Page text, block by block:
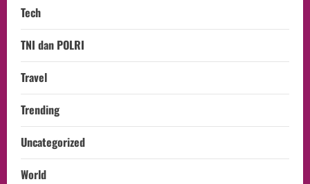
Tech
TNI dan POLRI
Travel
Trending
Uncategorized
World